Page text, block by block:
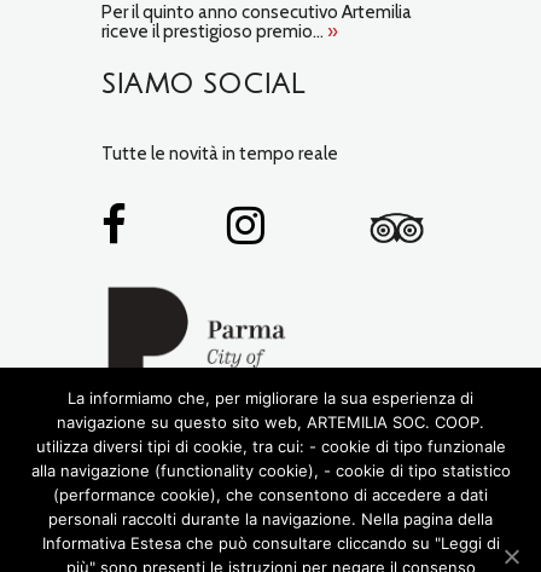
Per il quinto anno consecutivo Artemilia
riceve il prestigioso premio... »
SIAMO SOCIAL
Tutte le novità in tempo reale
La informiamo che, per migliorare la sua esperienza di
navigazione su questo sito web, ARTEMILIA SOC. COOP.
utilizza diversi tipi di cookie, tra cui: - cookie di tipo funzionale
alla navigazione (functionality cookie), - cookie di tipo statistico
(performance cookie), che consentono di accedere a dati
personali raccolti durante la navigazione. Nella pagina della
Informativa Estesa che può consultare cliccando su "Leggi di
più" sono presenti le istruzioni per negare il consenso